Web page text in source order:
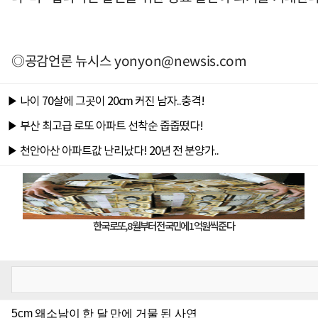
◎공감언론 뉴시스yonyon@newsis.com